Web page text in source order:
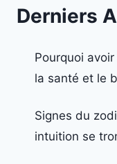
Derniers
Pourquoi
la santé et le
Signes du
intuition se